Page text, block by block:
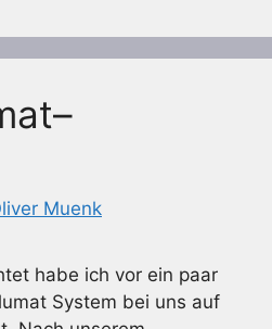
Muenk
habe ich vor ein paar
System bei uns auf